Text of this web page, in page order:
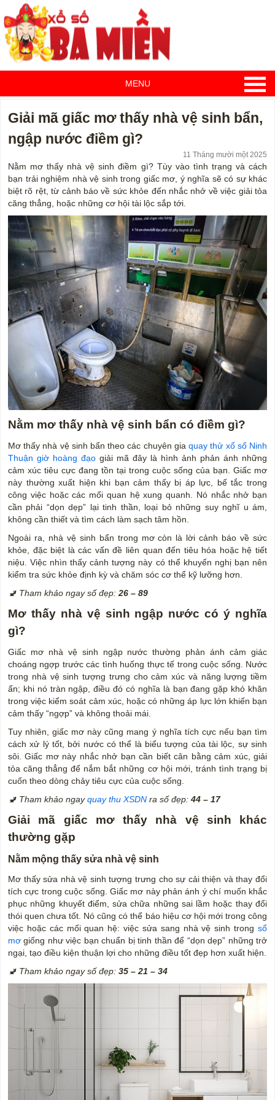
MENU
Giải mã giấc mơ thấy nhà vệ sinh bẩn,
ngập nước điềm gì?
11 Tháng mười một 2025
Nằm mơ thấy nhà vệ sinh điềm gì? Tùy vào tình trạng và cách
bạn trải nghiệm nhà vệ sinh trong giấc mơ, ý nghĩa sẽ có sự khác
biệt rõ rệt, từ cảnh báo về sức khỏe đến nhắc nhở về việc giải tỏa
căng thẳng, hoặc những cơ hội tài lộc sắp tới.
Nằm mơ thấy nhà vệ sinh bẩn có điềm gì?
Mơ thấy nhà vệ sinh bẩn theo các chuyên giaquay thử xổ số Ninh
Thuận giờ hoàng đạo giải mã đây là hình ảnh phản ánh những
cảm xúc tiêu cực đang tồn tại trong cuộc sống của bạn. Giấc mơ
này thường xuất hiện khi bạn cảm thấy bị áp lực, bế tắc trong
công việc hoặc các mối quan hệ xung quanh. Nó nhắc nhở bạn
cần phải “dọn dẹp” lại tinh thần, loại bỏ những suy nghĩ u ám,
không cần thiết và tìm cách làm sạch tâm hồn.
Ngoài ra, nhà vệ sinh bẩn trong mơ còn là lời cảnh báo về sức
khỏe, đặc biệt là các vấn đề liên quan đến tiêu hóa hoặc hệ tiết
niệu. Việc nhìn thấy cảnh tượng này có thể khuyến nghị bạn nên
kiểm tra sức khỏe định kỳ và chăm sóc cơ thể kỹ lưỡng hơn.
🚽 Tham khảo ngay số đẹp: 26 – 89
Mơ thấy nhà vệ sinh ngập nước có ý nghĩa
gì?
Giấc mơ nhà vệ sinh ngập nước thường phản ánh cảm giác
choáng ngợp trước các tình huống thực tế trong cuộc sống. Nước
trong nhà vệ sinh tượng trưng cho cảm xúc và năng lượng tiềm
ẩn; khi nó tràn ngập, điều đó có nghĩa là bạn đang gặp khó khăn
trong việc kiểm soát cảm xúc, hoặc có những áp lực lớn khiến bạn
cảm thấy “ngợp” và không thoải mái.
Tuy nhiên, giấc mơ này cũng mang ý nghĩa tích cực nếu bạn tìm
cách xử lý tốt, bởi nước có thể là biểu tượng của tài lộc, sự sinh
sôi. Giấc mơ này nhắc nhở bạn cần biết cân bằng cảm xúc, giải
tỏa căng thẳng để nắm bắt những cơ hội mới, tránh tình trạng bị
cuốn theo dòng chảy tiêu cực của cuộc sống.
🚽 Tham khảo ngayquay thu XSDN ra số đẹp: 44 – 17
Giải mã giấc mơ thấy nhà vệ sinh khác
thường gặp
Nằm mộng thấy sửa nhà vệ sinh
Mơ thấy sửa nhà vệ sinh tượng trưng cho sự cải thiện và thay đổi
tích cực trong cuộc sống. Giấc mơ này phản ánh ý chí muốn khắc
phục những khuyết điểm, sửa chữa những sai lầm hoặc thay đổi
thói quen chưa tốt. Nó cũng có thể báo hiệu cơ hội mới trong công
việc hoặc các mối quan hệ: việc sửa sang nhà vệ sinh trong sổ
mơ giống như việc bạn chuẩn bị tinh thần để “dọn dẹp” những trở
ngại, tạo điều kiện thuận lợi cho những điều tốt đẹp hơn xuất hiện.
🚽 Tham khảo ngay số đẹp: 35 – 21 – 34